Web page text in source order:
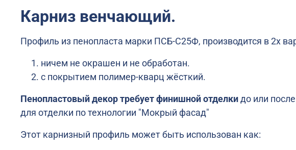
Карниз венчающий.
Профиль из пенопласта марки ПСБ-С25Ф, производится в 2х
ничем не окрашен и не обработан.
с покрытием полимер-кварц жёсткий.
Пенопластовый декор требует финишной отделкидо или
для отделки по технологии "Мокрый фасад"
Этот карнизный профиль может быть использован как: